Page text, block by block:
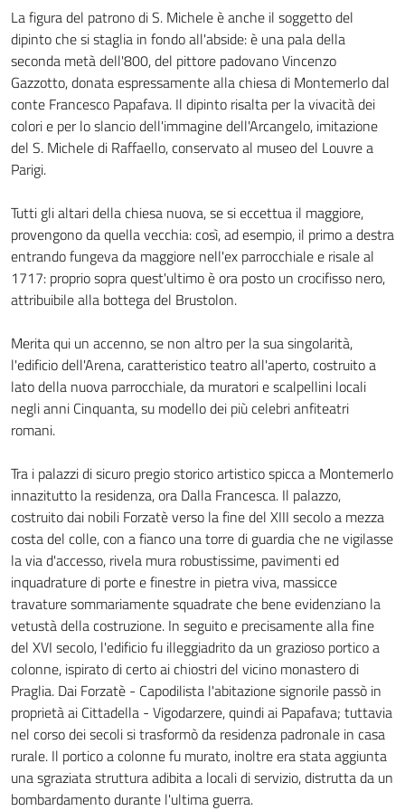
La figura del patrono di S. Michele è anche il soggetto del
dipinto che si staglia in fondo all'abside: è una pala della
seconda metà dell'800, del pittore padovano Vincenzo
Gazzotto, donata espressamente alla chiesa di Montemerlo dal
conte Francesco Papafava. Il dipinto risalta per la vivacità dei
colori e per lo slancio dell'immagine dell'Arcangelo, imitazione
del S. Michele di Raffaello, conservato al museo del Louvre a
Parigi.
Tutti gli altari della chiesa nuova, se si eccettua il maggiore,
provengono da quella vecchia: così, ad esempio, il primo a destra
entrando fungeva da maggiore nell'ex parrocchiale e risale al
1717: proprio sopra quest'ultimo è ora posto un crocifisso nero,
attribuibile alla bottega del Brustolon.
Merita qui un accenno, se non altro per la sua singolarità,
l'edificio dell'Arena, caratteristico teatro all'aperto, costruito a
lato della nuova parrocchiale, da muratori e scalpellini locali
negli anni Cinquanta, su modello dei più celebri anfiteatri
romani.
Tra i palazzi di sicuro pregio storico artistico spicca a Montemerlo
innazitutto la residenza, ora Dalla Francesca. Il palazzo,
costruito dai nobili Forzatè verso la fine del XIII secolo a mezza
costa del colle, con a fianco una torre di guardia che ne vigilasse
la via d'accesso, rivela mura robustissime, pavimenti ed
inquadrature di porte e finestre in pietra viva, massicce
travature sommariamente squadrate che bene evidenziano la
vetustà della costruzione. In seguito e precisamente alla fine
del XVI secolo, l'edificio fu illeggiadrito da un grazioso portico a
colonne, ispirato di certo ai chiostri del vicino monastero di
Praglia. Dai Forzatè - Capodilista l'abitazione signorile passò in
proprietà ai Cittadella - Vigodarzere, quindi ai Papafava; tuttavia
nel corso dei secoli si trasformò da residenza padronale in casa
rurale. Il portico a colonne fu murato, inoltre era stata aggiunta
una sgraziata struttura adibita a locali di servizio, distrutta da un
bombardamento durante l'ultima guerra.